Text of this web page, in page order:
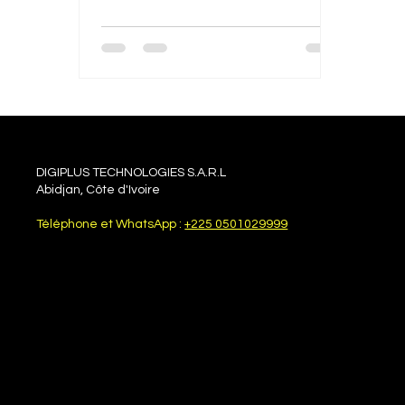
DIGIPLUS TECHNOLOGIES S.A.R.L
Abidjan, Côte d'Ivoire
Téléphone et WhatsApp :+225 0501029999